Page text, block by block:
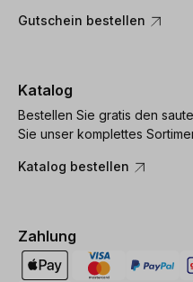
Gutschein bestellen
Katalog
Bestellen Sie gratis den
Sie unser komplettes
Katalog bestellen
Zahlung